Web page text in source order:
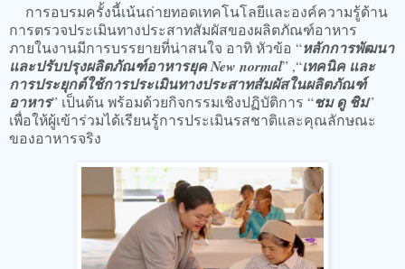
การอบรมครั้งนี้เน้นถ่ายทอดเทคโนโลยีและองค์ความรู้ด้าน
การตรวจประเมินทางประสาทสัมผัสของผลิตภัณฑ์อาหาร
ภายในงานมีการบรรยายที่น่าสนใจ อาทิ หัวข้อ “หลักการพัฒนา
และปรับปรุงผลิตภัณฑ์อาหารยุค New normal” ,“เทคนิค และ
การประยุกต์ใช้การประเมินทางประสาทสัมผัสในผลิตภัณฑ์
อาหาร” เป็นต้น พร้อมด้วยกิจกรรมเชิงปฏิบัติการ “ชม ดู ชิม”
เพื่อให้ผู้เข้าร่วมได้เรียนรู้การประเมินรสชาติและคุณลักษณะ
ของอาหารจริง